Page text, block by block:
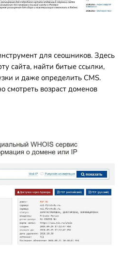
для сеошников. Здесь
сайта, найти битые ссылки,
и даже определить CMS.
смотреть возраст доменов